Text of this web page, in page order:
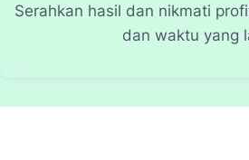
Serahkan hasil dan nikmati
dan waktu yang